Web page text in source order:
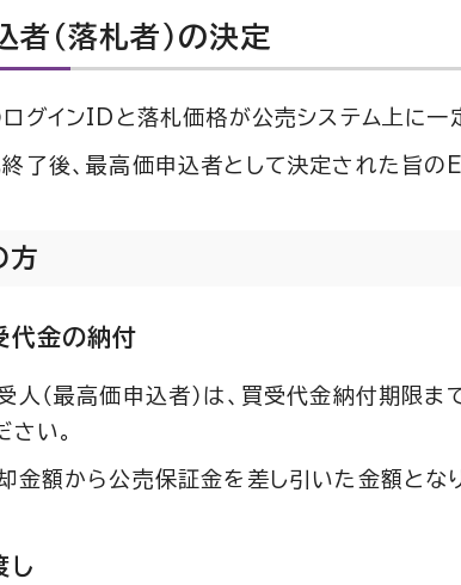
（落札者）の決定
グインIDと落札価格が公売システム上に一
了後、最高価申込者として決定された旨のE
方
代金の納付
人（最高価申込者）は、買受代金納付期限
さい。
金額から公売保証金を差し引いた金額となり
し